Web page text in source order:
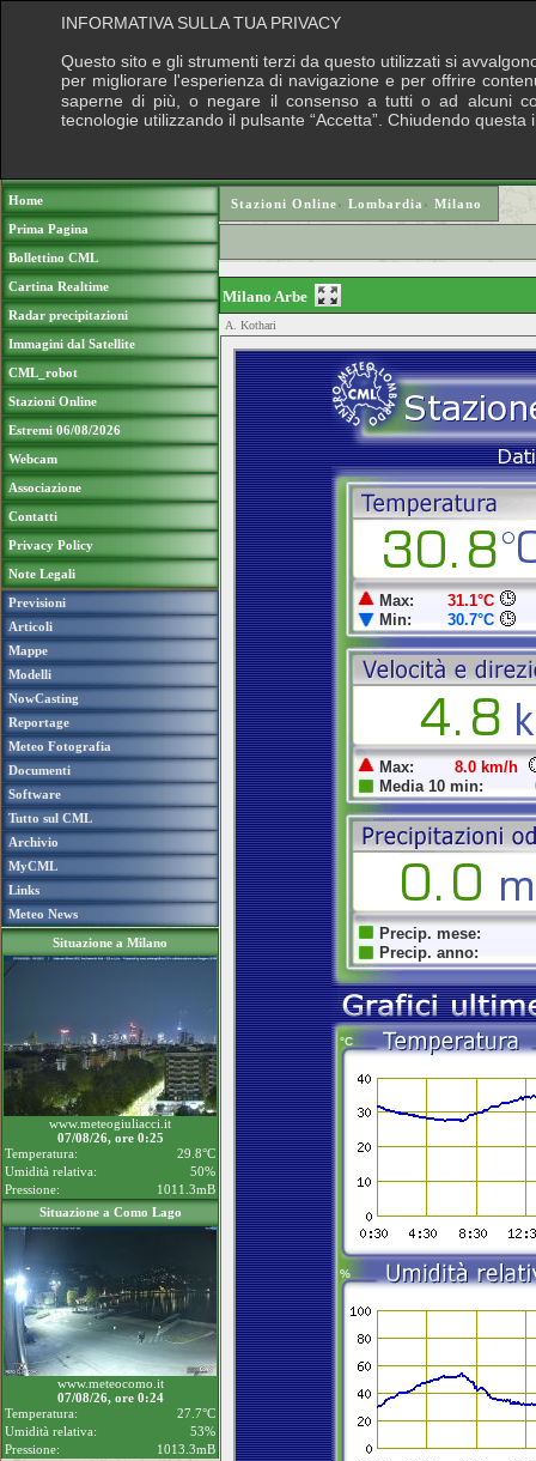
Home
Prima Pagina
Bollettino CML
Cartina Realtime
Radar precipitazioni
Immagini dal Satellite
CML_robot
Stazioni Online
Estremi 06/08/2026
Webcam
Associazione
Contatti
Privacy Policy
Note Legali
Previsioni
Articoli
Mappe
Modelli
NowCasting
Reportage
Meteo Fotografia
Documenti
Software
Tutto sul CML
Archivio
MyCML
Links
Meteo News
Situazione a Milano
www.meteogiuliacci.it
07/08/26, ore 0:25
Temperatura:
29.8°C
Umidità relativa:
50%
Pressione:
1011.3mB
Situazione a Como Lago
www.meteocomo.it
07/08/26, ore 0:24
Temperatura:
27.7°C
Umidità relativa:
53%
Pressione:
1013.3mB
Stazioni Online› Lombardia › Milano
Milano Arbe
A. Kothari
INFORMATIVA SULLA TUA PRIVACY
Questo sito e gli strumenti terzi da questo utilizzati si
per migliorare l'esperienza di navigazione e per offrire
saperne di più, o negare il consenso a tutti o ad alcuni
tecnologie utilizzando il pulsante “Accetta”. Chiudendo